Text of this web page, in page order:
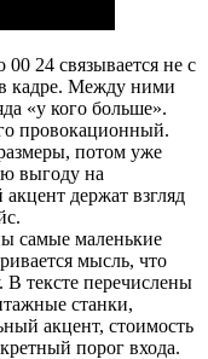
24 связывается не с
кадре. Между ними
«у кого больше».
провокационный.
потом уже
выгоду на
держат взгляд
самые маленькие
мысль, что
В тексте перечислены
станки,
акцент, стоимость
порог входа.